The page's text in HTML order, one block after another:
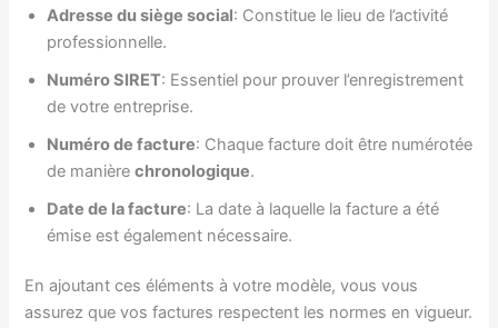
Adresse du siège social: Constitue le lieu de l’activité
professionnelle.
Numéro SIRET: Essentiel pour prouver l’enregistrement
de votre entreprise.
Numéro de facture: Chaque facture doit être numérotée
de manièrechronologique.
Date de la facture: La date à laquelle la facture a été
émise est également nécessaire.
En ajoutant ces éléments à votre modèle, vous vous
assurez que vos factures respectent les normes en vigueur.